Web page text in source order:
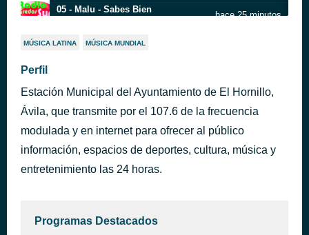
05 - Malu - Sabes Bien
hace 25 minutos
Self Control
Tocar madera
Manolo Tena
Aunque no te pueda ver
Alex Ubago
hace 44 minutos
MÚSICA LATINA MÚSICA MUNDIAL
Perfil
Estación Municipal del Ayuntamiento de El Hornillo,
Ávila, que transmite por el 107.6 de la frecuencia
modulada y en internet para ofrecer al público
información, espacios de deportes, cultura, música y
entretenimiento las 24 horas.
Programas Destacados